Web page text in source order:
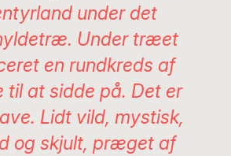
under det
Under træet
en rundkreds af
at sidde på. Det er
Lidt vild, mystisk,
og skjult, præget af